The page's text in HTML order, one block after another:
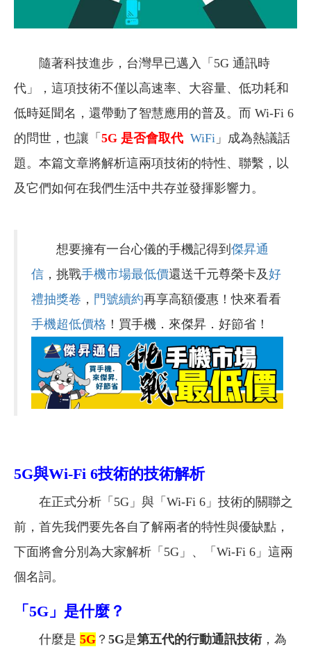
隨著科技進步，台灣早已邁入「5G 通訊時
代」，這項技術不僅以高速率、大容量、低功耗和
低時延聞名，還帶動了智慧應用的普及。而 Wi-Fi 6
的問世，也讓「 5G 是否會取代 WiFi 」成為熱議話
題。本篇文章將解析這兩項技術的特性、聯繫，以
及它們如何在我們生活中共存並發揮影響力。
想要擁有一台心儀的手機記得到 傑昇通
信 ，挑戰手機市場最低價還送千元尊榮卡及好
禮抽獎卷 ， 門號續約再享高額優惠！快來看看
手機超低價格 ！買手機．來傑昇．好節省！
5G與Wi-Fi 6技術的技術解析
在正式分析「5G」與「Wi-Fi 6」技術的關聯之
前，首先我們要先各自了解兩者的特性與優缺點，
下面將會分別為大家解析 「5G」、「Wi-Fi 6」這兩
個名詞。
「5G」是什麼？
什麼是 5G ？ 5G是第五代的行動通訊技術，為